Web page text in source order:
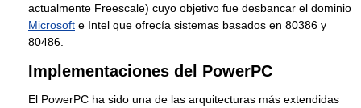
actualmente Freescale) cuyo objetivo fue desbancar el dominio
Microsoft e Intel que ofrecía sistemas basados en 80386 y
80486.
Implementaciones del PowerPC
El PowerPC ha sido una de las arquitecturas más extendidas